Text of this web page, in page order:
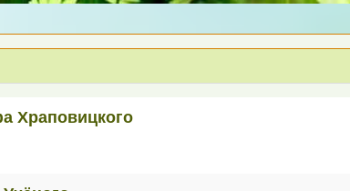
Храповицкого